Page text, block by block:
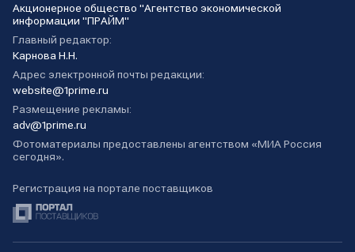
Акционерное общество "Агентство экономической
информации "ПРАЙМ"
Главный редактор:
Карнова Н.Н.
Адрес электронной почты редакции:
website@1prime.ru
Размещение рекламы:
adv@1prime.ru
Фотоматериалы предоставлены агентством «МИА Россия
сегодня».
Регистрация на портале поставщиков